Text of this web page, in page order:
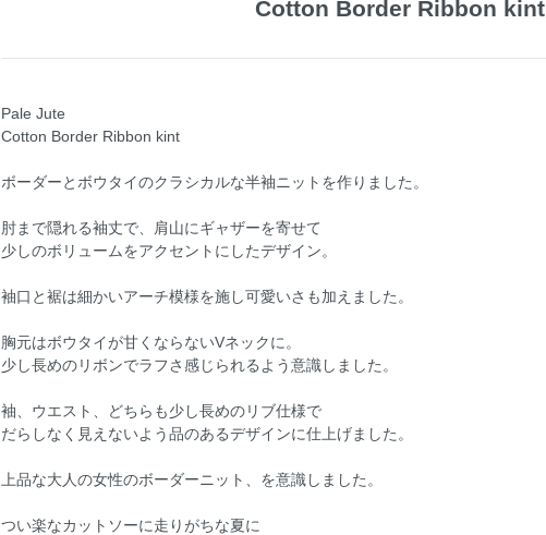
Cotton Border Ribbon kint
Pale Jute
Cotton Border Ribbon kint
ボーダーとボウタイのクラシカルな半袖ニットを作りました。
肘まで隠れる袖丈で、肩山にギャザーを寄せて
少しのボリュームをアクセントにしたデザイン。
袖口と裾は細かいアーチ模様を施し可愛いさも加えました。
胸元はボウタイが甘くならないVネックに。
少し長めのリボンでラフさ感じられるよう意識しました。
袖、ウエスト、どちらも少し長めのリブ仕様で
だらしなく見えないよう品のあるデザインに仕上げました。
上品な大人の女性のボーダーニット、を意識しました。
つい楽なカットソーに走りがちな夏に